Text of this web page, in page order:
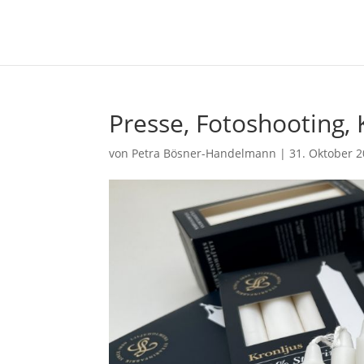
Presse, Fotoshooting,
von Petra Bösner-Handelmann |31. Oktober